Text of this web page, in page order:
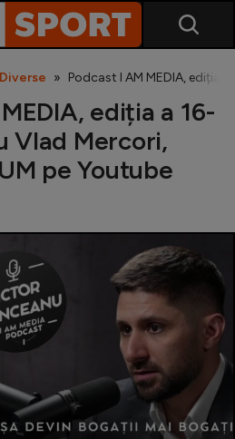
Diverse Podcast I AM MEDIA, ediția
ediția a 16-
Vlad Mercori,
pe Youtube